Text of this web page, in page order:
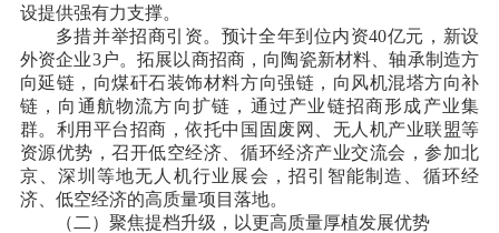
设提供强有力支撑。
多措并举招商引资。预计全年到位内资40亿元，新设
外资企业3户。拓展以商招商，向陶瓷新材料、轴承制造方
向延链，向煤矸石装饰材料方向强链，向风机混塔方向补
链，向通航物流方向扩链，通过产业链招商形成产业集
群。利用平台招商，依托中国固废网、无人机产业联盟等
资源优势，召开低空经济、循环经济产业交流会，参加北
京、深圳等地无人机行业展会，招引智能制造、循环经
济、低空经济的高质量项目落地。
（二）聚焦提档升级，以更高质量厚植发展优势